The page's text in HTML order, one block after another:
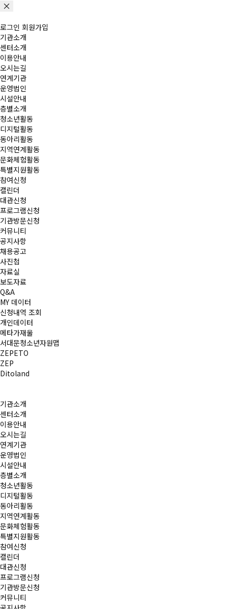
로그인 회원가입
기관소개
센터소개
이용안내
오시는길
연계기관
운영법인
시설안내
층별소개
청소년활동
디지털활동
동아리활동
지역연계활동
문화체험활동
특별지원활동
참여신청
캘린더
대관신청
프로그램신청
기관방문신청
커뮤니티
공지사항
채용공고
사진첩
자료실
보도자료
Q&A
MY 데이터
신청내역 조회
개인데이터
메타가재울
서대문청소년자원맵
ZEPETO
ZEP
Ditoland
기관소개
센터소개
이용안내
오시는길
연계기관
운영법인
시설안내
층별소개
청소년활동
디지털활동
동아리활동
지역연계활동
문화체험활동
특별지원활동
참여신청
캘린더
대관신청
프로그램신청
기관방문신청
커뮤니티